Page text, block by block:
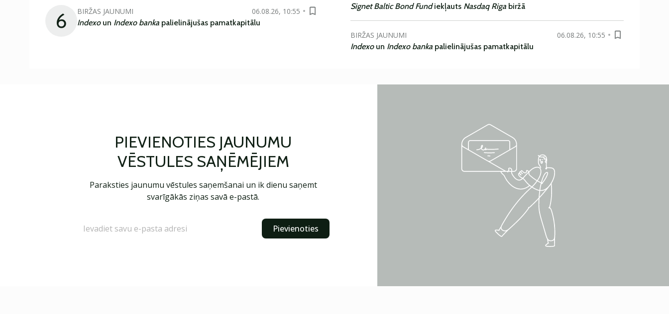
6 BIRŽAS JAUNUMI
06.08.26, 10:55
Indexoun Indexo banka palielinājušas pamatkapitālu
Signet Baltic Bond Fundiekļauts Nasdaq Riga biržā
BIRŽAS JAUNUMI
06.08.26, 10:55
Indexoun Indexo banka palielinājušas pamatkapitālu
PIEVIENOTIES JAUNUMU
VĒSTULES SAŅĒMĒJIEM
Paraksties jaunumu vēstules saņemšanai un ik dienu saņemt
svarīgākās ziņas savā e-pastā.
Pievienoties